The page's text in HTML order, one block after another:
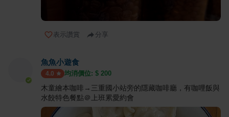
表示讚賞 分享
魚魚小遊食
4.0 均消價位: $ 200
木童繪本咖啡→三重國小站旁的隱藏咖啡廳，有咖哩飯與
水餃特色餐點＠上班累愛約會